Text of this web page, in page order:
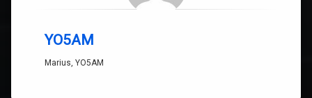
YO5AM
Marius, YO5AM